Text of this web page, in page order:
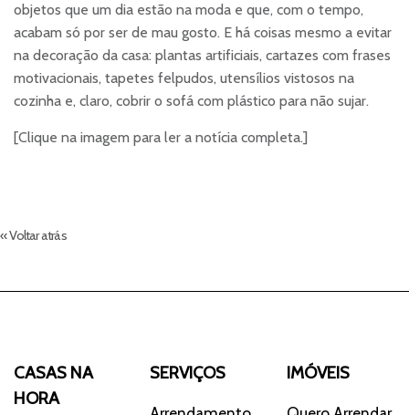
objetos que um dia estão na moda e que, com o tempo,
acabam só por ser de mau gosto. E há coisas mesmo a evitar
na decoração da casa: plantas artificiais, cartazes com frases
motivacionais, tapetes felpudos, utensílios vistosos na
cozinha e, claro, cobrir o sofá com plástico para não sujar.
[Clique na imagem para ler a notícia completa.]
« Voltar atrás
CASAS NA
HORA
SERVIÇOS IMÓVEIS